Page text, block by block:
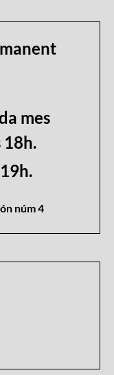
mes
18h.
núm 4